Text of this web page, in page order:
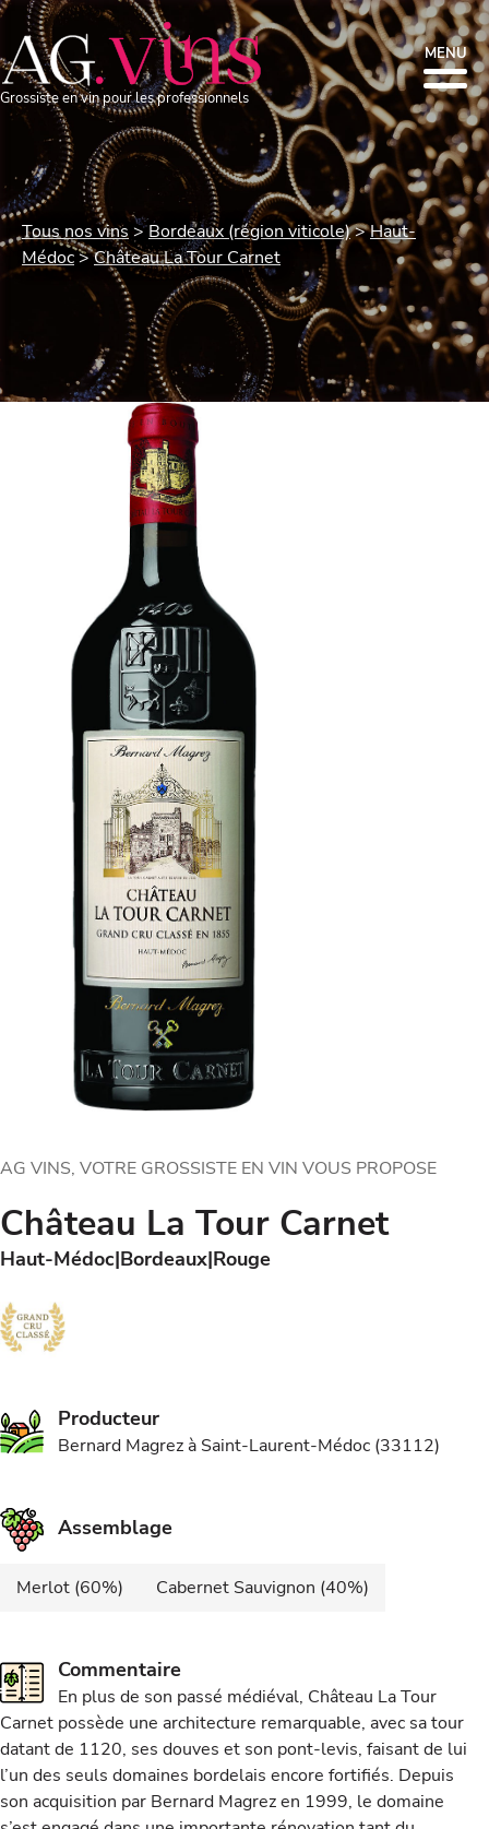
Grossiste en vin pour les professionnels
MENU
Tous nos vins Bordeaux (région viticole)
Haut-
Médoc
Château La Tour Carnet
AG VINS, VOTRE GROSSISTE EN VIN VOUS PROPOSE
Château La Tour Carnet
Haut-Médoc Bordeaux Rouge
Producteur
Bernard Magrez à Saint-Laurent-Médoc (33112)
Assemblage
Merlot (60%) Cabernet Sauvignon (40%)
Commentaire
En plus de son passé médiéval, Château La Tour
Carnet possède une architecture remarquable, avec sa tour
datant de 1120, ses douves et son pont-levis, faisant de lui
l’un des seuls domaines bordelais encore fortifiés. Depuis
son acquisition par Bernard Magrez en 1999, le domaine